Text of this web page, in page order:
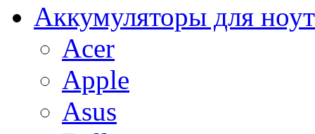
Аккумуляторы для
Acer
Apple
Asus